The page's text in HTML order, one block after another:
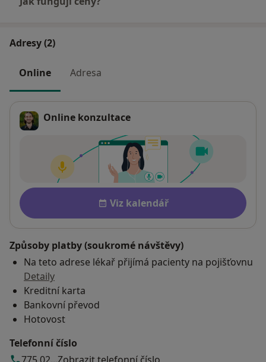
Adresy (2)
Online Adresa
Online konzultace
Dostupnost
Viz kalendář
Způsoby platby (soukromé návštěvy)
Na teto adrese lékař přijímá pacienty na pojišťovnu
Detaily
Kreditní karta
Bankovní převod
Hotovost
Telefonní číslo